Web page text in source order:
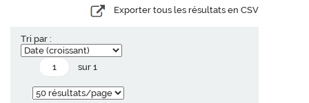
Exporter tous les résultats en CSV
Tri par :
sur 1